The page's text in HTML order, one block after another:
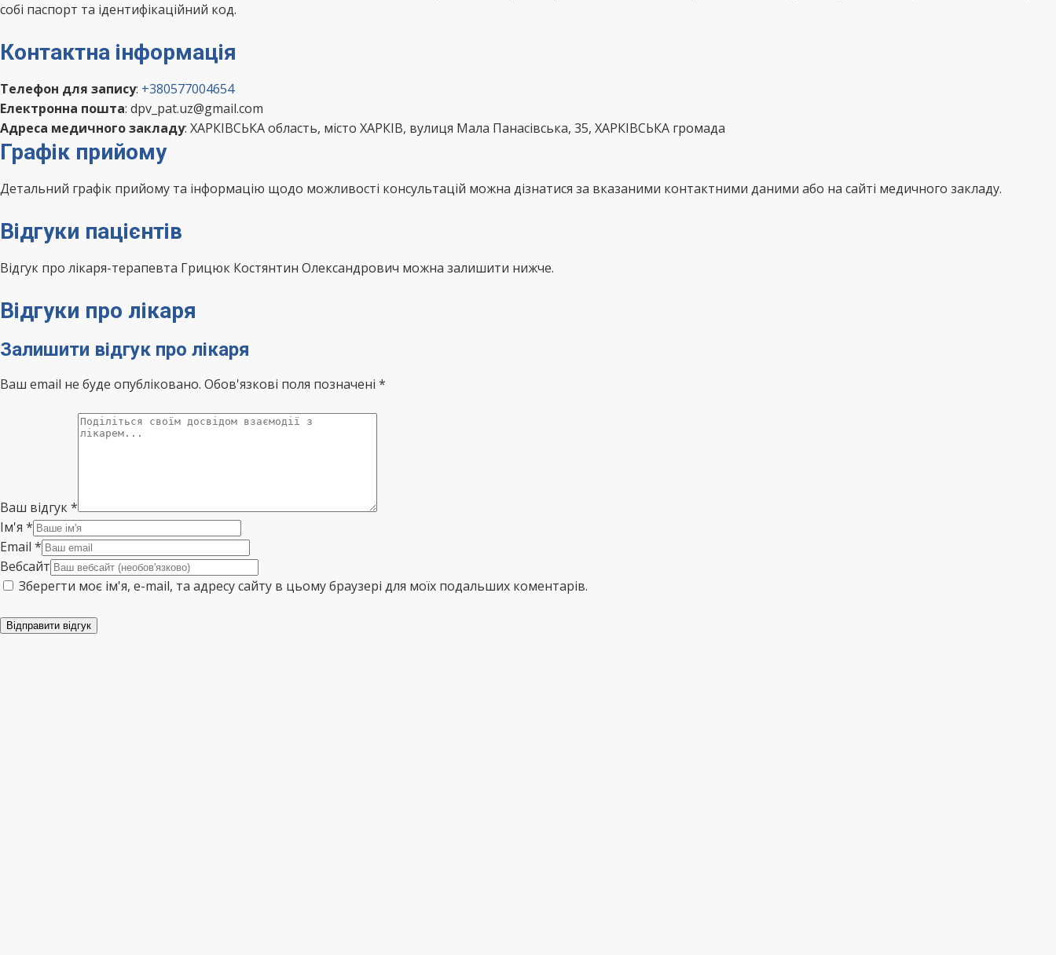
собі паспорт та ідентифікаційний код.
Контактна інформація
Телефон для запису: +380577004654
Електронна пошта: dpv_pat.uz@gmail.com
Адреса медичного закладу: ХАРКІВСЬКА область, місто ХАРКІВ, вулиця Мала Панасівська, 35, ХАРКІВСЬКА громада
Графік прийому
Детальний графік прийому та інформацію щодо можливості консультацій можна дізнатися за вказаними контактними даними або на сайті медичного закладу.
Відгуки пацієнтів
Відгук про лікаря-терапевта Грицюк Костянтин Олександрович можна залишити нижче.
Відгуки про лікаря
Залишити відгук про лікаря
Ваш email не буде опубліковано. Обов'язкові поля позначені *
Ваш відгук*
Ім'я *
Email *
Вебсайт
Зберегти моє ім'я, e-mail, та адресу сайту в цьому браузері для моїх подальших коментарів.
Відправити відгук